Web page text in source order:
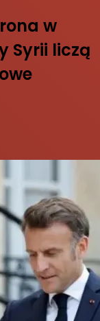
w
Syrii liczą